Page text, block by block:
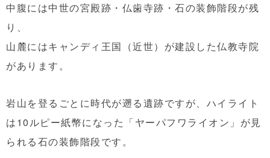
中腹には中世の宮殿跡・仏歯寺跡・石の装飾階段が残
り、
山麓にはキャンディ王国（近世）が建設した仏教寺院
があります。
岩山を登るごとに時代が遡る遺跡ですが、ハイライト
は10ルピー紙幣になった「ヤーパフワライオン」が見
られる石の装飾階段です。